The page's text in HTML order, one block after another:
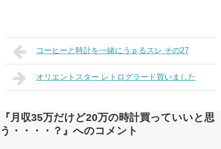
コーヒーと時計を一緒にうｐるスレ その27
オリエントスター レトログラード買いました
『月収35万だけど20万の時計買っていいと思
う・・・・？』へのコメント